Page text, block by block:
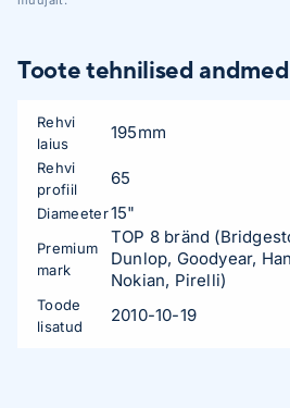
Toote tehnilised andmed
Rehvi
laius
195mm
Rehvi
profiil
65
Diameeter15"
Premium
mark
TOP 8 bränd
Dunlop, Goodyear,
Nokian, Pirelli)
Toode
lisatud
2010-10-19